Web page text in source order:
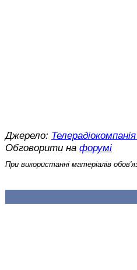
Джерело:
Обговорити на форумі
При використанні матеріалів